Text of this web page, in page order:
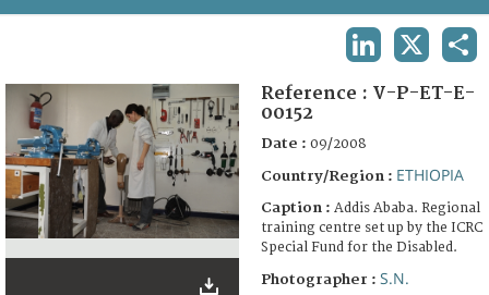
FAQ
Reference : V-P-ET-E-
00152
Date : 09/2008
Country/Region : ETHIOPIA
Caption : Addis Ababa. Regional
training centre set up by the ICRC
Special Fund for the Disabled.
Photographer : S.N.